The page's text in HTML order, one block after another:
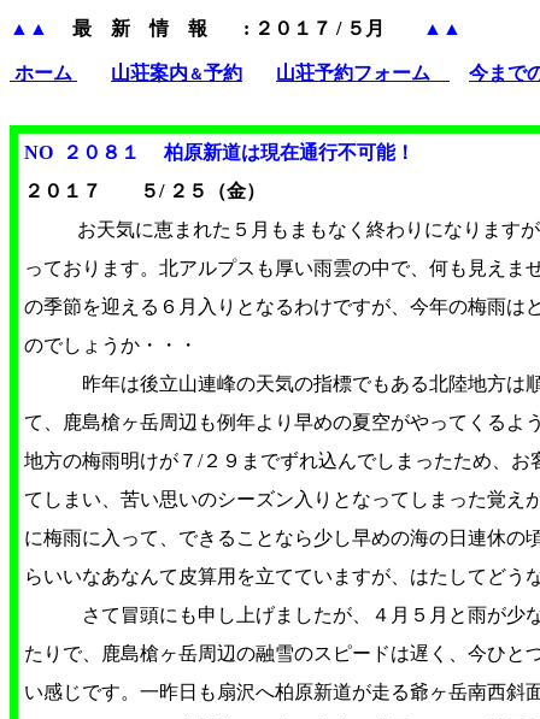
▲▲ 最 新 情 報 : ２０１７ / ５月 ▲▲
ホーム 山荘案内 ＆予約 山荘予約フォーム 今まで
NO ２０８１ 柏原新道は現在通行不可能！
２０１７ ５/ ２５（金）
お天気に恵まれた５月もまもなく終わりになります
っております。北アルプスも厚い雨雲の中で、何も見えま
の季節を迎える６月入りとなるわけですが、今年の梅雨は
のでしょうか・・・
昨年は後立山連峰の天気の指標でもある北陸地方は順
て、鹿島槍ヶ岳周辺も例年より早めの夏空がやってくるよ
地方の梅雨明けが７/２９までずれ込んでしまったため、
てしまい、苦い思いのシーズン入りとなってしまった覚え
に梅雨に入って、できることなら少し早めの海の日連休の
らいいなあなんて皮算用を立てていますが、はたしてどう
さて冒頭にも申し上げましたが、４月５月と雨が少な
たりで、鹿島槍ヶ岳周辺の融雪のスピードは遅く、今ひと
い感じです。一昨日も扇沢へ柏原新道が走る爺ヶ岳南西斜